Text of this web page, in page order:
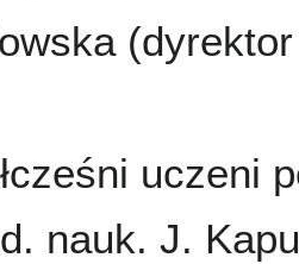
uczeni
nauk. J.